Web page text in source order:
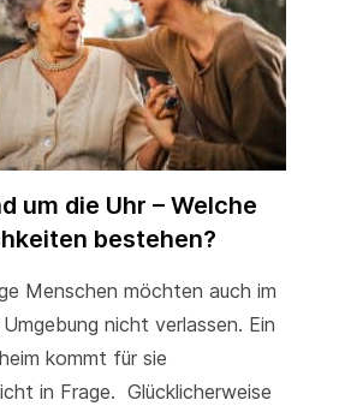
um die Uhr – Welche
bestehen?
Menschen möchten auch im
nicht verlassen. Ein
kommt für sie
in Frage. Glücklicherweise